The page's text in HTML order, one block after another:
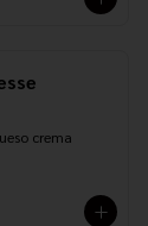
crema